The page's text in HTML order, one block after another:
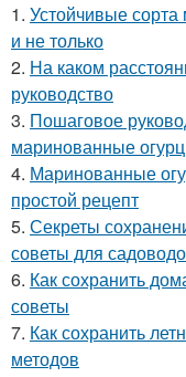
1. Устойчивые
и не только
2. На каком
руководство
3. Пошаговое
маринованные
4. Маринованные
простой рецепт
5. Секреты
советы для
6. Как сохранить
советы
7. Как сохранить
методов